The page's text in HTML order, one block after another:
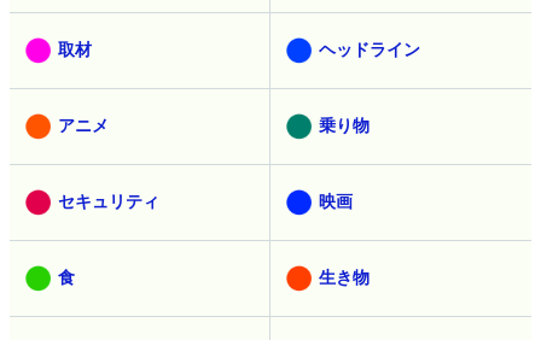
取材 ヘッドライン
アニメ 乗り物
セキュリティ 映画
食 生き物